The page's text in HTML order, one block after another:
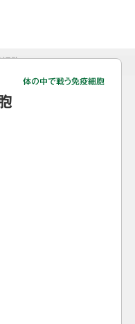
胞
体の中で戦う免疫細胞